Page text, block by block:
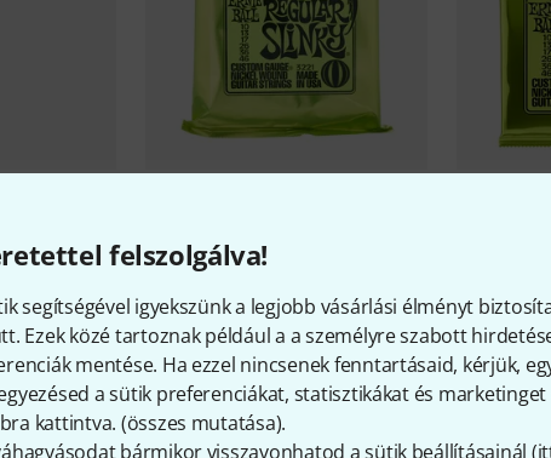
felszolgálva!
segítségével igyekszünk a legjobb vásárlási élményt
Ezek közé tartoznak például a a személyre szabott
mentése. Ha ezzel nincsenek fenntartásaid, kérjük,
a sütik preferenciákat, statisztikákat és
kattintva. (összes mutatása).
bármikor visszavonhatod a sütik beállításainál (
6 299 Ft